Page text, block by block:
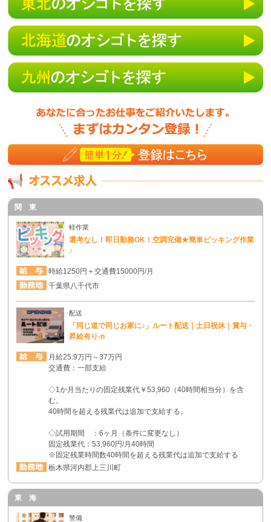
関 東
軽作業
選考なし！即日勤務OK！空調完備★簡単ピッキング作業
♪
時給1250円＋交通費15000円/月
千葉県八千代市
配送
「同じ道で同じお家に♪」ルート配送｜土日祝休｜賞与・
昇給有り-n
月給25.9万円～37万円
交通費：一部支給
◇1か月当たりの固定残業代￥53,960（40時間相当分）を含
む。
40時間を超える残業代は追加で支給する。
◇試用期間 ：6ヶ月（条件に変更なし）
固定残業代：53,960円/月40時間
※固定残業時間数40時間を超える残業代は追加で支給する
栃木県河内郡上三川町
東 海
警備